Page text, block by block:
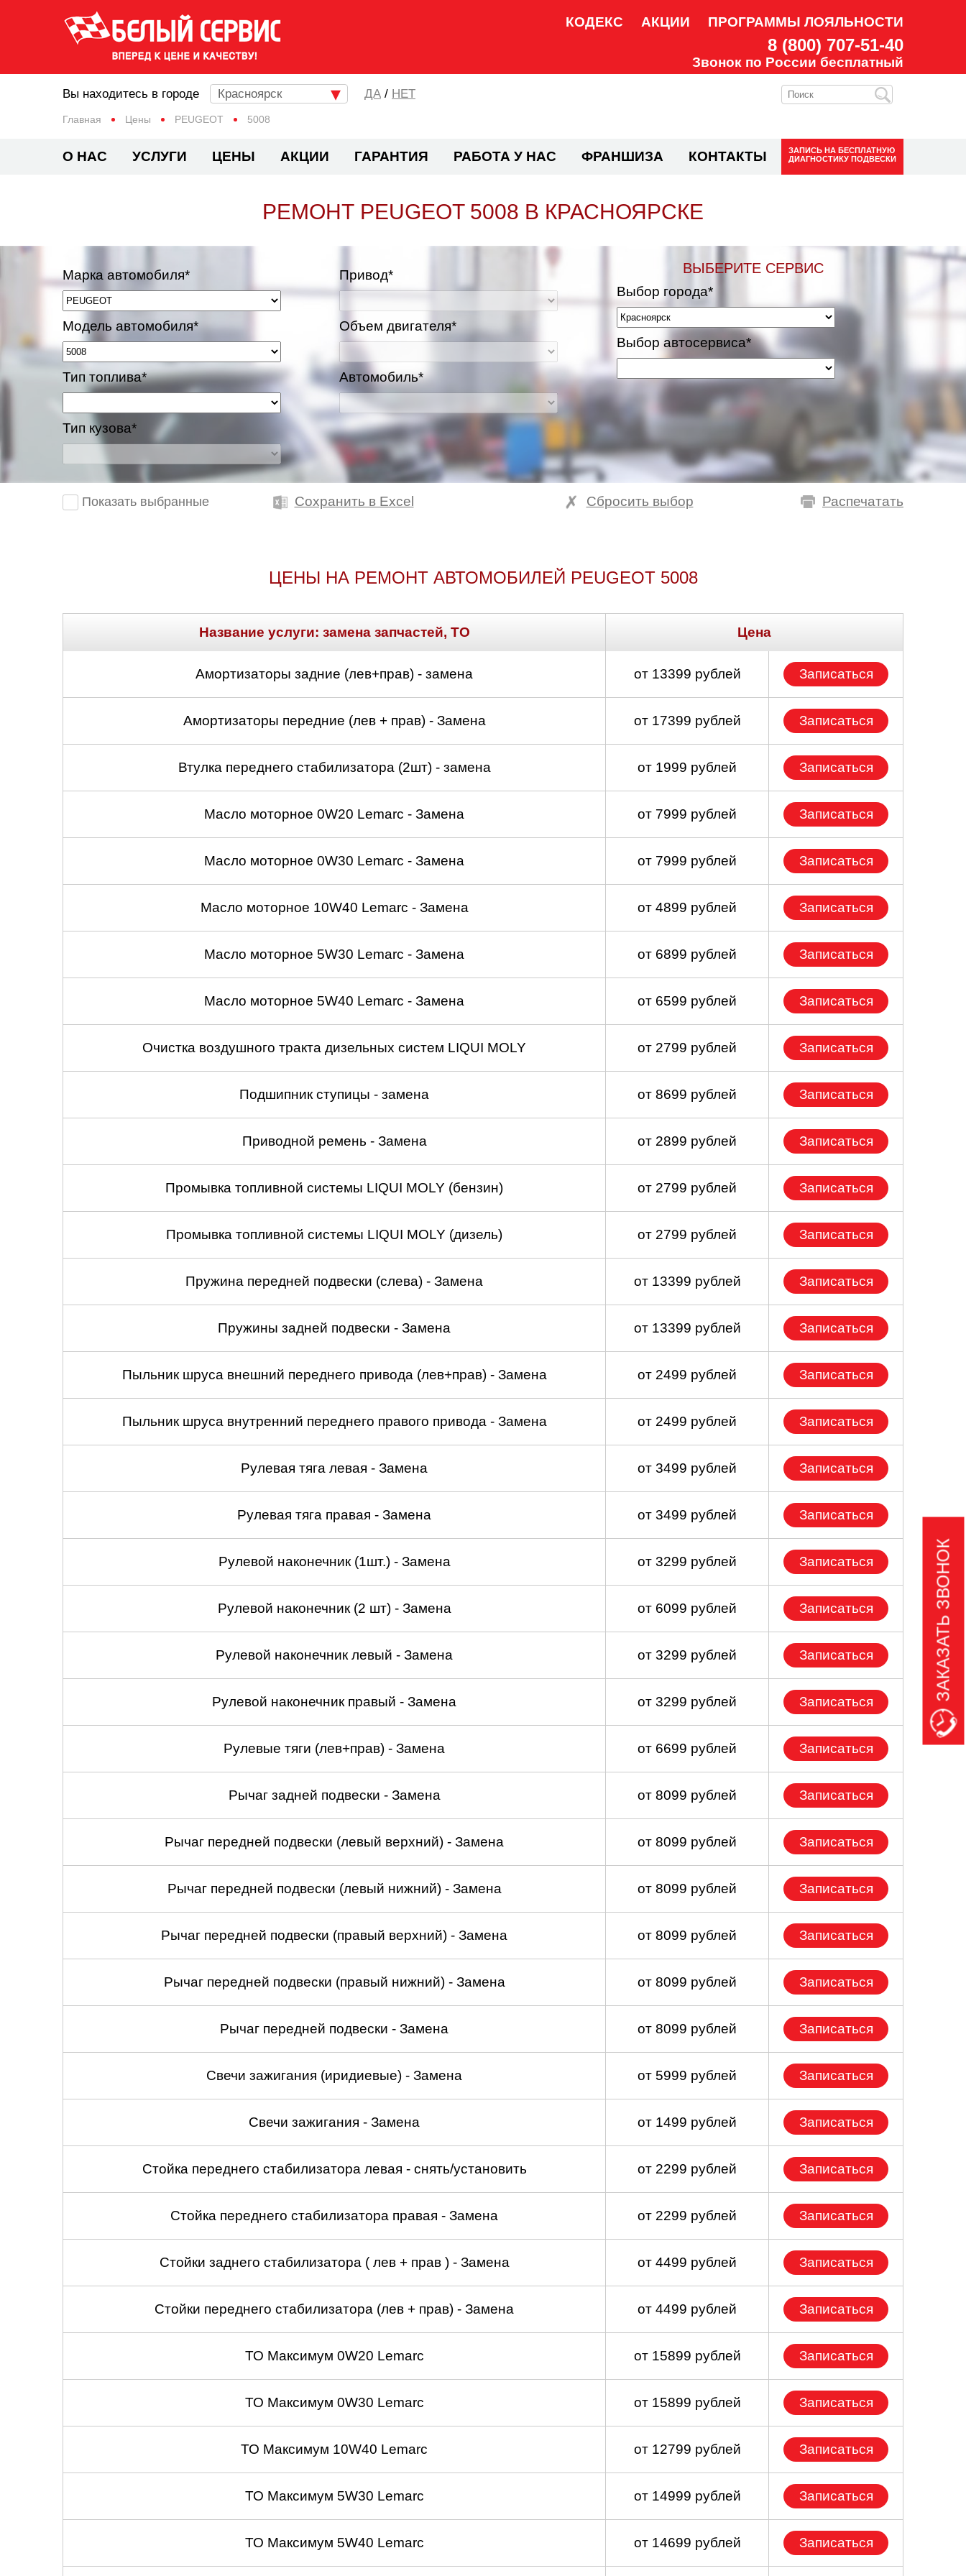
КОДЕКС АКЦИИ ПРОГРАММЫ ЛОЯЛЬНОСТИ
8 (800) 707-51-40
Звонок по России бесплатный
Главная Цены PEUGEOT 5008
Вы находитесь в городе Красноярск / НЕТ
О НАС УСЛУГИ ЦЕНЫ АКЦИИ ГАРАНТИЯ РАБОТА У НАС ФРАНШИЗА КОНТАКТЫ ЗАПИСЬ НА БЕСПЛАТНУЮ
ДИАГНОСТИКУ ПОДВЕСКИ
РЕМОНТ PEUGEOT 5008 В КРАСНОЯРСКЕ
Марка автомобиля*
Модель автомобиля*
Тип топлива*
Тип кузова*
Привод*
Объем двигателя*
Автомобиль*
ВЫБЕРИТЕ СЕРВИС
Выбор города*
Выбор автосервиса*
Показать выбранные Сохранить в Excel Распечатать
Сбросить выбор
ЦЕНЫ НА РЕМОНТ АВТОМОБИЛЕЙ PEUGEOT 5008
Название услуги: замена запчастей, ТО Цена
Амортизаторы задние (лев+прав) - замена от 13399 рублей Записаться
Амортизаторы передние (лев + прав) - Замена от 17399 рублей Записаться
Втулка переднего стабилизатора (2шт) - замена от 1999 рублей Записаться
Масло моторное 0W20 Lemarc - Замена от 7999 рублей Записаться
Масло моторное 0W30 Lemarc - Замена от 7999 рублей Записаться
Масло моторное 10W40 Lemarc - Замена от 4899 рублей Записаться
Масло моторное 5W30 Lemarc - Замена от 6899 рублей Записаться
Масло моторное 5W40 Lemarc - Замена от 6599 рублей Записаться
Очистка воздушного тракта дизельных систем LIQUI MOLY от 2799 рублей Записаться
Подшипник ступицы - замена от 8699 рублей Записаться
Приводной ремень - Замена от 2899 рублей Записаться
Промывка топливной системы LIQUI MOLY (бензин) от 2799 рублей Записаться
Промывка топливной системы LIQUI MOLY (дизель) от 2799 рублей Записаться
Пружина передней подвески (слева) - Замена от 13399 рублей Записаться
Пружины задней подвески - Замена от 13399 рублей Записаться
Пыльник шруса внешний переднего привода (лев+прав) - Замена от 2499 рублей Записаться
Пыльник шруса внутренний переднего правого привода - Замена от 2499 рублей Записаться
Рулевая тяга левая - Замена от 3499 рублей Записаться
Рулевая тяга правая - Замена от 3499 рублей Записаться
Рулевой наконечник (1шт.) - Замена от 3299 рублей Записаться
Рулевой наконечник (2 шт) - Замена от 6099 рублей Записаться
Рулевой наконечник левый - Замена от 3299 рублей Записаться
Рулевой наконечник правый - Замена от 3299 рублей Записаться
Рулевые тяги (лев+прав) - Замена от 6699 рублей Записаться
Рычаг задней подвески - Замена от 8099 рублей Записаться
Рычаг передней подвески (левый верхний) - Замена от 8099 рублей Записаться
Рычаг передней подвески (левый нижний) - Замена от 8099 рублей Записаться
Рычаг передней подвески (правый верхний) - Замена от 8099 рублей Записаться
Рычаг передней подвески (правый нижний) - Замена от 8099 рублей Записаться
Рычаг передней подвески - Замена от 8099 рублей Записаться
Свечи зажигания (иридиевые) - Замена от 5999 рублей Записаться
Свечи зажигания - Замена от 1499 рублей Записаться
Стойка переднего стабилизатора левая - снять/установить от 2299 рублей Записаться
Стойка переднего стабилизатора правая - Замена от 2299 рублей Записаться
Стойки заднего стабилизатора ( лев + прав ) - Замена от 4499 рублей Записаться
Стойки переднего стабилизатора (лев + прав) - Замена от 4499 рублей Записаться
ТО Максимум 0W20 Lemarc от 15899 рублей Записаться
ТО Максимум 0W30 Lemarc от 15899 рублей Записаться
ТО Максимум 10W40 Lemarc от 12799 рублей Записаться
ТО Максимум 5W30 Lemarc от 14999 рублей Записаться
ТО Максимум 5W40 Lemarc от 14699 рублей Записаться
ЗАКАЗАТЬ ЗВОНОК